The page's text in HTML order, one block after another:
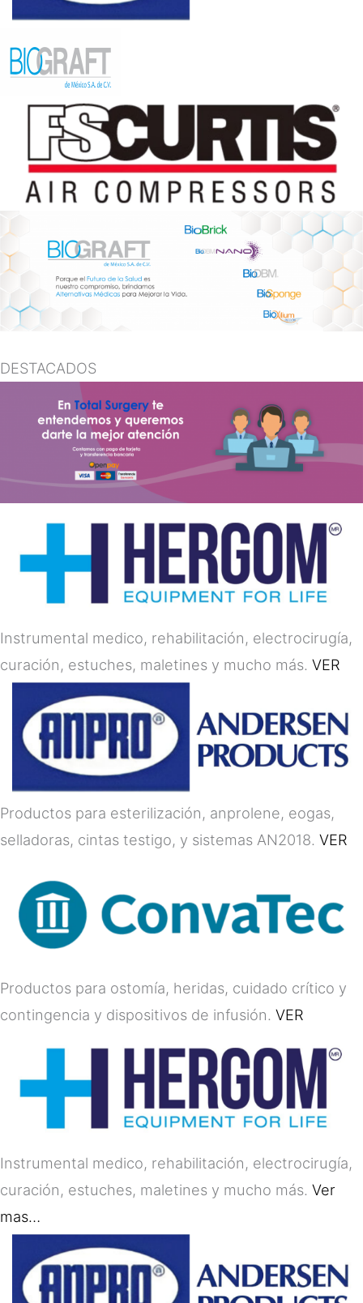
DESTACADOS
Instrumental medico, rehabilitación, electrocirugía,
curación, estuches, maletines y mucho más. VER
Productos para esterilización, anprolene, eogas,
selladoras, cintas testigo, y sistemas AN2018. VER
Productos para ostomía, heridas, cuidado crítico y
contingencia y dispositivos de infusión. VER
Instrumental medico, rehabilitación, electrocirugía,
curación, estuches, maletines y mucho más. Ver
mas…